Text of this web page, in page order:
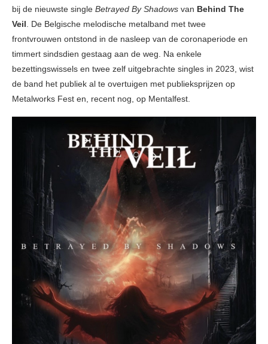
bij de nieuwste single Betrayed By Shadows van Behind The
Veil. De Belgische melodische metalband met twee
frontvrouwen ontstond in de nasleep van de coronaperiode en
timmert sindsdien gestaag aan de weg. Na enkele
bezettingswissels en twee zelf uitgebrachte singles in 2023, wist
de band het publiek al te overtuigen met publieksprijzen op
Metalworks Fest en, recent nog, op Mentalfest.